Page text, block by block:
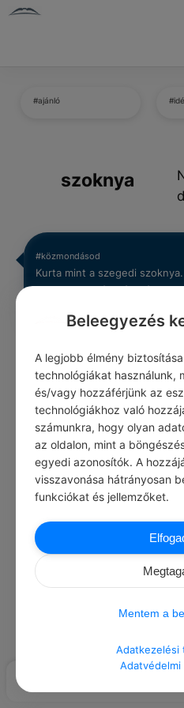
#ajánló
szoknya
#közmondásod
Kurta mint a szegedi szoknya.
0 0 0
Load
Beleegyezés
A legjobb élmény
technológiákat használunk,
és/vagy hozzáférjünk az
technológiákhoz való
számunkra, hogy olyan
az oldalon, mint a
egyedi azonosítók. A
visszavonása hátrányosan
funkciókat és jellemzőket.
Mentem a
Adatkezelési
Adatvédelmi